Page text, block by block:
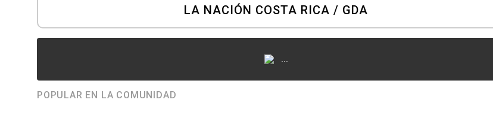
LA NACIÓN COSTA RICA / GDA
...
POPULAR EN LA COMUNIDAD